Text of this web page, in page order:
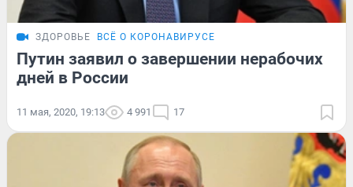
ЗДОРОВЬЕ ВСЁ О КОРОНАВИРУСЕ
Путин заявил о завершении нерабочих
дней в России
11 мая, 2020, 19:13 4 991 17